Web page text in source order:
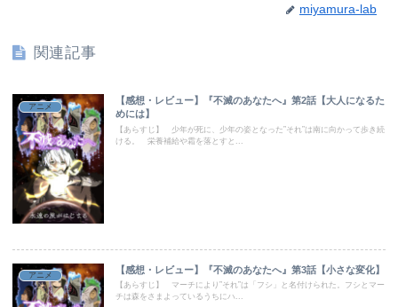
miyamura-lab
関連記事
アニメ
【感想・レビュー】『不滅のあなたへ』第2話【大人になるた
めには】
【あらすじ】 少年が死に、少年の姿となった”それ”は南に向かって歩き続
ける。 栄養補給や霜を落とすと...
アニメ
【感想・レビュー】『不滅のあなたへ』第3話【小さな変化】
【あらすじ】 マーチにより”それ”は「フシ」と名付けられた。フシとマー
チは森をさまよっているうちにハ...